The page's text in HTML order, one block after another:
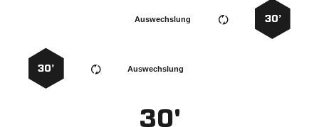
30’
Auswechslung
Auswechslung
30’
30'